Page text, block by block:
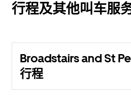
行程及其他叫车服
Broadstairs and St
行程